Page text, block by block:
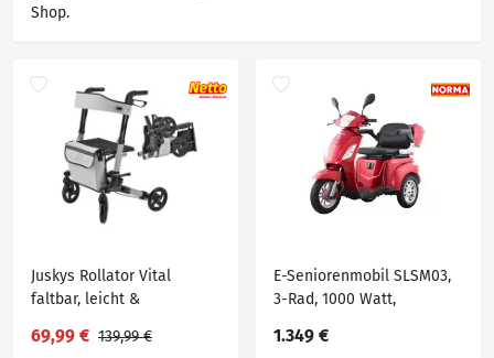
Shop.
Juskys Rollator Vital
faltbar, leicht &
Aluminium bis 130 kg mit
69,99 € 139,99 €
E-Seniorenmobil SLSM03,
3-Rad, 1000 Watt,
1.349 €